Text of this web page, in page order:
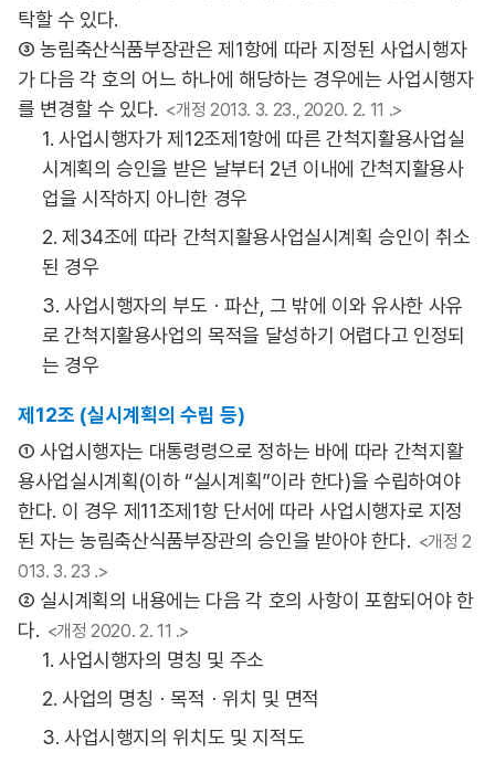
탁할 수 있다.
③ 농림축산식품부장관은 제1항에 따라 지정된 사업시행자
가 다음 각 호의 어느 하나에 해당하는 경우에는 사업시행자
를 변경할 수 있다. <개정 2013. 3. 23., 2020. 2. 11 .>
1. 사업시행자가 제12조제1항에 따른 간척지활용사업실
시계획의 승인을 받은 날부터 2년 이내에 간척지활용사
업을 시작하지 아니한 경우
2. 제34조에 따라 간척지활용사업실시계획 승인이 취소
된 경우
3. 사업시행자의 부도ㆍ파산, 그 밖에 이와 유사한 사유
로 간척지활용사업의 목적을 달성하기 어렵다고 인정되
는 경우
제12조 (실시계획의 수립 등)
① 사업시행자는 대통령령으로 정하는 바에 따라 간척지활
용사업실시계획(이하 “실시계획”이라 한다)을 수립하여야
한다. 이 경우 제11조제1항 단서에 따라 사업시행자로 지정
된 자는 농림축산식품부장관의 승인을 받아야 한다. <개정 2
013. 3. 23 .>
② 실시계획의 내용에는 다음 각 호의 사항이 포함되어야 한
다. <개정 2020. 2. 11 .>
1. 사업시행자의 명칭 및 주소
2. 사업의 명칭ㆍ목적ㆍ위치 및 면적
3. 사업시행지의 위치도 및 지적도